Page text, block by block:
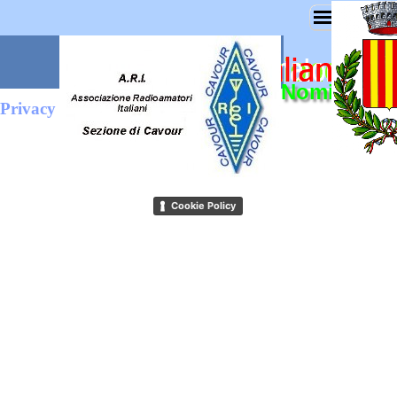
Privacy
Privacy Policy
Cookie Policy